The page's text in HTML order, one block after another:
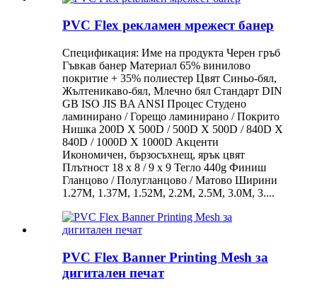
PVC Flex рекламен мрежест банер
Спецификация: Име на продукта Черен гръб
Гъвкав банер Материал 65% винилово
покритие + 35% полиестер Цвят Синьо-бял,
Жълтеникаво-бял, Млечно бял Стандарт DIN
GB ISO JIS BA ANSI Процес Студено
ламинирано / Горещо ламинирано / Покрито
Нишка 200D X 500D / 500D X 500D / 840D X
840D / 1000D X 1000D Акценти
Икономичен, бързосъхнещ, ярък цвят
Плътност 18 x 8 / 9 x 9 Тегло 440g Финиш
Гланцово / Полугланцово / Матово Ширини
1.27M, 1.37M, 1.52M, 2.2M, 2.5M, 3.0M, 3....
PVC Flex Banner Printing Mesh за
дигитален печат